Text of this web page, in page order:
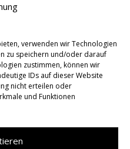
verwenden wir Technologien
zu speichern und/oder darauf
zustimmen, können wir
IDs auf dieser Website
nicht erteilen oder
und Funktionen